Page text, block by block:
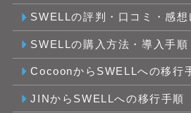
SWELLの評判・口コミ・感想
SWELLの購入方法・導入手順
CocoonからSWELLへの移行
JINからSWELLへの移行手順